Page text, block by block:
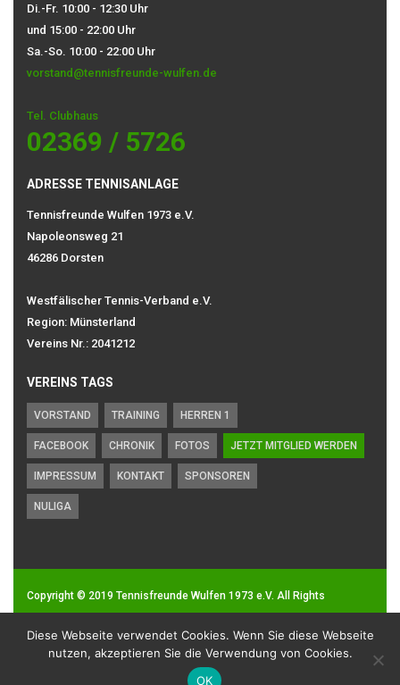
Di.-Fr. 10:00 - 12:30 Uhr
und 15:00 - 22:00 Uhr
Sa.-So. 10:00 - 22:00 Uhr
vorstand@tennisfreunde-wulfen.de
Tel. Clubhaus
02369 / 5726
ADRESSE TENNISANLAGE
Tennisfreunde Wulfen 1973 e.V.
Napoleonsweg 21
46286 Dorsten
Westfälischer Tennis-Verband e.V.
Region: Münsterland
Vereins Nr.: 2041212
VEREINS TAGS
VORSTAND TRAINING HERREN 1
FACEBOOK CHRONIK FOTOS JETZT MITGLIED WERDEN
IMPRESSUM KONTAKT SPONSOREN
NULIGA
Copyright © 2019 Tennisfreunde Wulfen 1973 e.V. All Rights
Impressum| Datenschutz
Diese Webseite verwendet Cookies. Wenn Sie diese Webseite
nutzen, akzeptieren Sie die Verwendung von Cookies.
OK